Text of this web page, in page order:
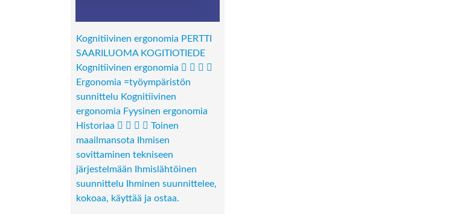
Kognitiivinen ergonomia PERTTI
SAARILUOMA KOGITIOTIEDE
Kognitiivinen ergonomia    
Ergonomia =työympäristön
sunnittelu Kognitiivinen
ergonomia Fyysinen ergonomia
Historiaa     Toinen
maailmansota Ihmisen
sovittaminen tekniseen
järjestelmään Ihmislähtöinen
suunnittelu Ihminen suunnittelee,
kokoaa, käyttää ja ostaa.